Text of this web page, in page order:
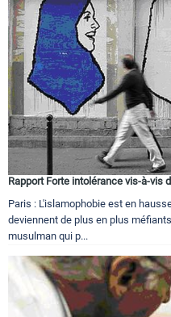
Rapport Forte intolérance vis-à-vis
Paris : L'islamophobie est en
deviennent de plus en plus
musulman qui p...